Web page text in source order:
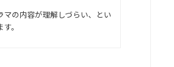
の内容が理解しづらい、とい
。